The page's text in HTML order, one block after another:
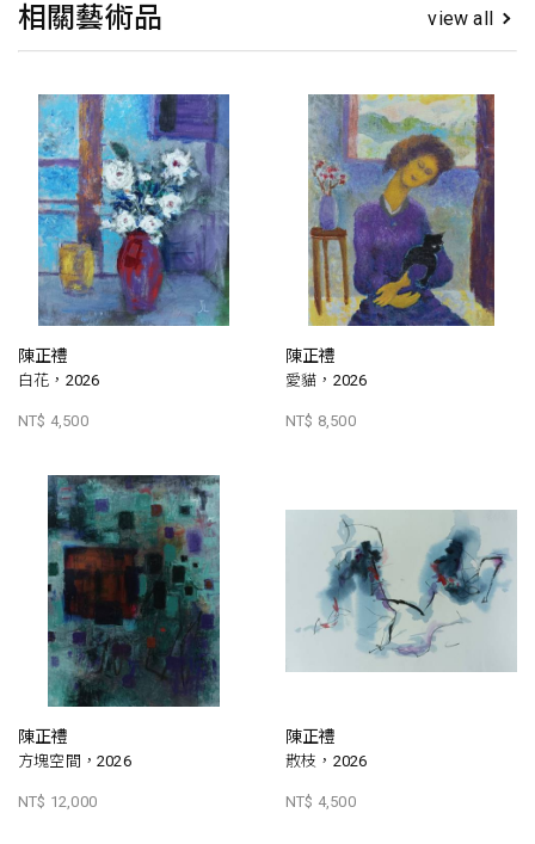
相關藝術品 view all
陳正禮
白花，2026
NT$ 4,500
陳正禮
愛貓，2026
NT$ 8,500
陳正禮
方塊空間，2026
NT$ 12,000
陳正禮
散枝，2026
NT$ 4,500